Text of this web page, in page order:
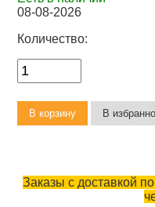
08-08-2026
Количество:
Заказы с доставкой